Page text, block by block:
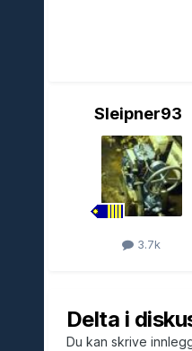
Sleipner93
3.7k
Delta i
Du kan skrive